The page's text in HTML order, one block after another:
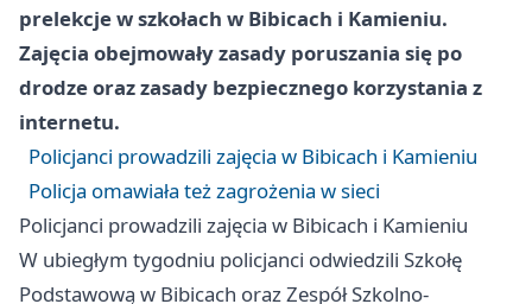
prelekcje w szkołach w Bibicach i Kamieniu.
Zajęcia obejmowały zasady poruszania się po
drodze oraz zasady bezpiecznego korzystania z
internetu.
Policjanci prowadzili zajęcia w Bibicach i Kamieniu
Policja omawiała też zagrożenia w sieci
Policjanci prowadzili zajęcia w Bibicach i Kamieniu
W ubiegłym tygodniu policjanci odwiedzili Szkołę
Podstawową w Bibicach oraz Zespół Szkolno-